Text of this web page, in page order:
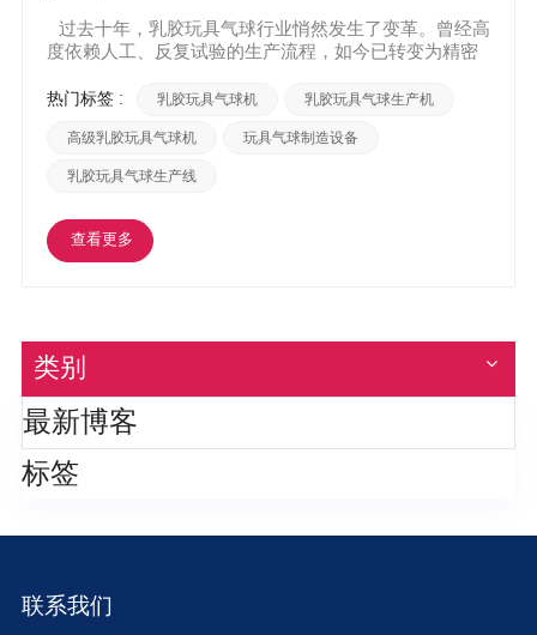
过去十年，乳胶玩具气球行业悄然发生了变革。曾经高
度依赖人工、反复试验的生产流程，如今已转变为精密
从根本上重塑了工厂生产这些色彩缤纷的必需品的方
于制造商在全球市场中保持竞争力，因为在这个市场中...
热门标签 : 乳胶玩具气球机 乳胶玩具气球生产机
高级乳胶玩具气球机 玩具气球制造设备
乳胶玩具气球生产线
查看更多
类别
最新博客
标签
联系我们